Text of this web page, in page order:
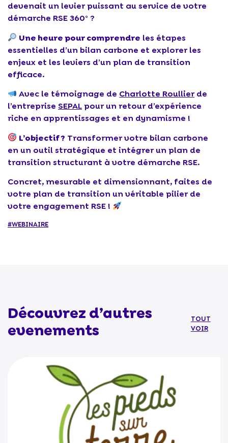
devenait un levier puissant au service de votre
démarche RSE 360° ?
Une heure pour comprendre les étapes
essentielles d’un bilan carbone et explorer les
enjeux et les leviers d’un plan de transition
efficace.
Avec le témoignage de Charlotte Roullierde
l’entreprise SEPALpour un retour d’expérience
riche en apprentissages et en dynamisme !​
L’objectif ? Transformer votre bilan carbone
en un outil stratégique et intégrer un plan de
transition structurant à votre démarche RSE.
Concret, mesurable et dimensionnant, faites de
votre plan de transition un véritable pilier de
votre engagement RSE !
#WEBINAIRE
Découvrez d’autres
evenements
TOUT
VOIR